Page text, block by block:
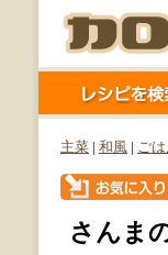
主菜 和風 ご
さんま